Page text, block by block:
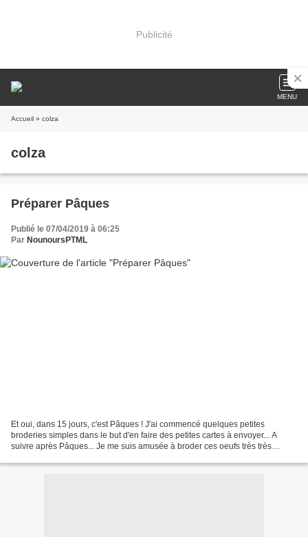
Publicité
MENU
Accueil » colza
colza
Préparer Pâques
Publié le 07/04/2019 à 06:25
Par NounoursPTML
Et oui, dans 15 jours, c'est Pâques ! J'ai commencé quelques petites
broderies simples dans le but d'en faire des petites cartes à envoyer... A
suivre après Pâques... Je me suis amusée à broder ces oeufs très très